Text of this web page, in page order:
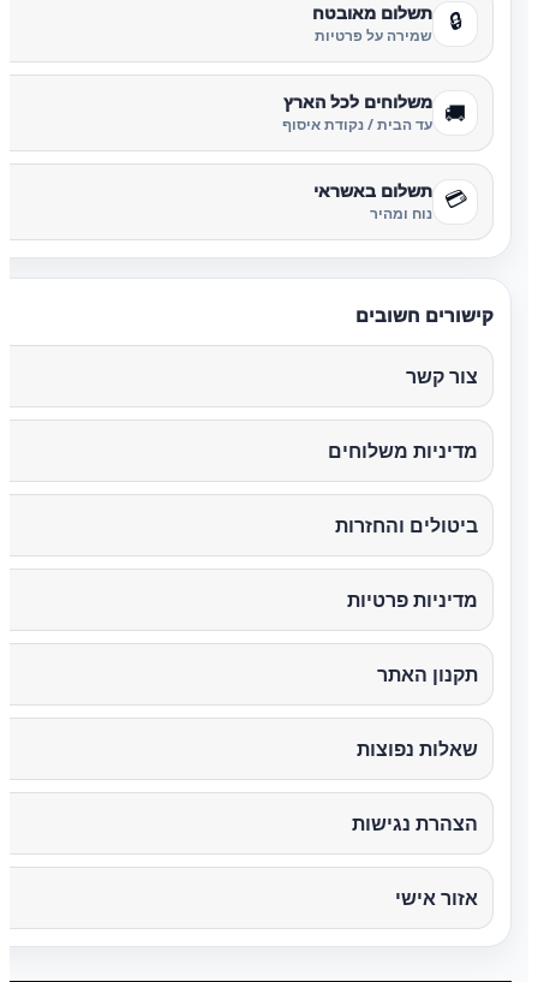
🔒 תשלום מאובטח
שמירה על פרטיות
🚚 משלוחים לכל הארץ
עד הבית / נקודת איסוף
💳 תשלום באשראי
נוח ומהיר
קישורים חשובים
צור קשר
מדיניות משלוחים
ביטולים והחזרות
מדיניות פרטיות
תקנון האתר
שאלות נפוצות
הצהרת נגישות
אזור אישי